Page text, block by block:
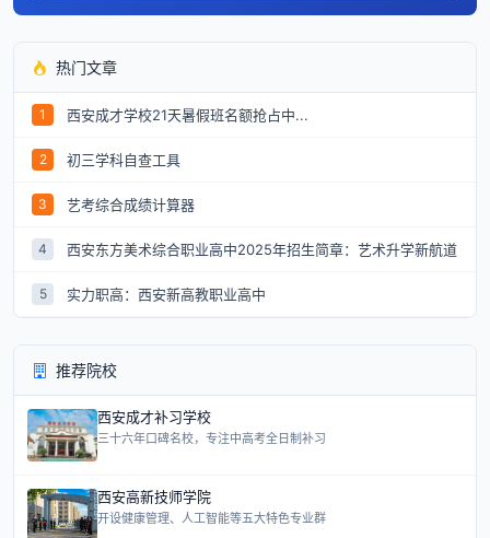
热门文章
1 西安成才学校21天暑假班名额抢占中...
2 初三学科自查工具
3 艺考综合成绩计算器
4 西安东方美术综合职业高中2025年招生简章：艺术升学新航道
5 实力职高：西安新高教职业高中
推荐院校
西安成才补习学校
三十六年口碑名校，专注中高考全日制补习
西安高新技师学院
开设健康管理、人工智能等五大特色专业群